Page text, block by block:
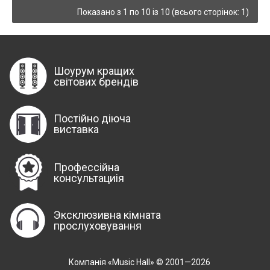
Показано з 1 по 10 із 10 (всього сторінок: 1)
Шоурум кращих
світових брендів
Постійно діюча
виставка
Профессійна
консультациія
Эксклюзивна кімната
прослуховування
Компанія «Music Hall» © 2001—2026